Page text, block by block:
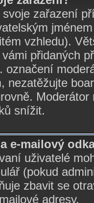
zařazení
vzhledu).
přidaných
označení
nezatěžujte
snížit.
e-mailový
uživatelé
(pokud
zbavit se
adresy.